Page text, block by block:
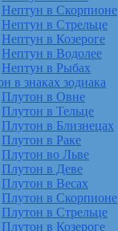
Нептун в Скорпионе
Нептун в Стрельце
Нептун в Козероге
Нептун в Водолее
Нептун в Рыбах
в знаках зодиака
Плутон в Овне
Плутон в Тельце
Плутон в Близнецах
Плутон в Раке
Плутон во Льве
Плутон в Деве
Плутон в Весах
Плутон в Скорпионе
Плутон в Стрельце
Плутон в Козероге